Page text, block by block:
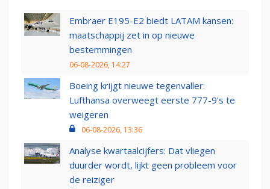
Embraer E195-E2 biedt LATAM kansen:
maatschappij zet in op nieuwe
bestemmingen
06-08-2026, 14:27
Boeing krijgt nieuwe tegenvaller:
Lufthansa overweegt eerste 777-9’s te
weigeren
06-08-2026, 13:36
Analyse kwartaalcijfers: Dat vliegen
duurder wordt, lijkt geen probleem voor
de reiziger